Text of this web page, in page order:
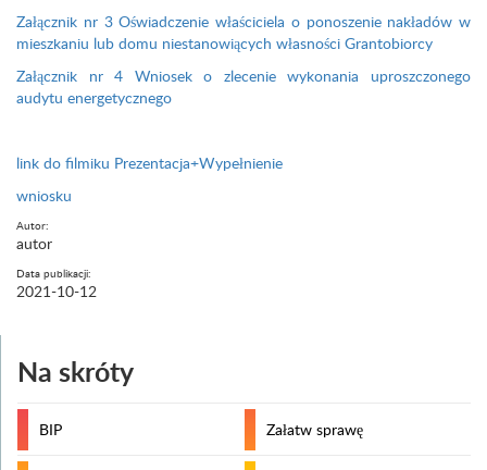
Załącznik nr 3 Oświadczenie właściciela o ponoszenie nakładów w
mieszkaniu lub domu niestanowiących własności Grantobiorcy
Załącznik nr 4 Wniosek o zlecenie wykonania uproszczonego
audytu energetycznego
link do filmiku Prezentacja+Wypełnienie
wniosku
Autor:
autor
Data publikacji:
2021-10-12
Na skróty
BIP Załatw sprawę